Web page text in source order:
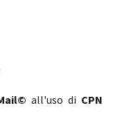
all'uso di CPN